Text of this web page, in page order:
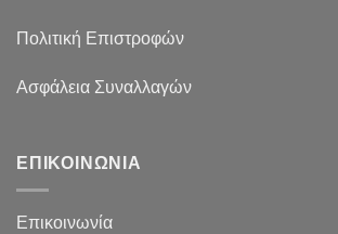
Πολιτική Επιστροφών
Ασφάλεια Συναλλαγών
ΕΠΙΚΟΙΝΩΝΙΑ
Επικοινωνία